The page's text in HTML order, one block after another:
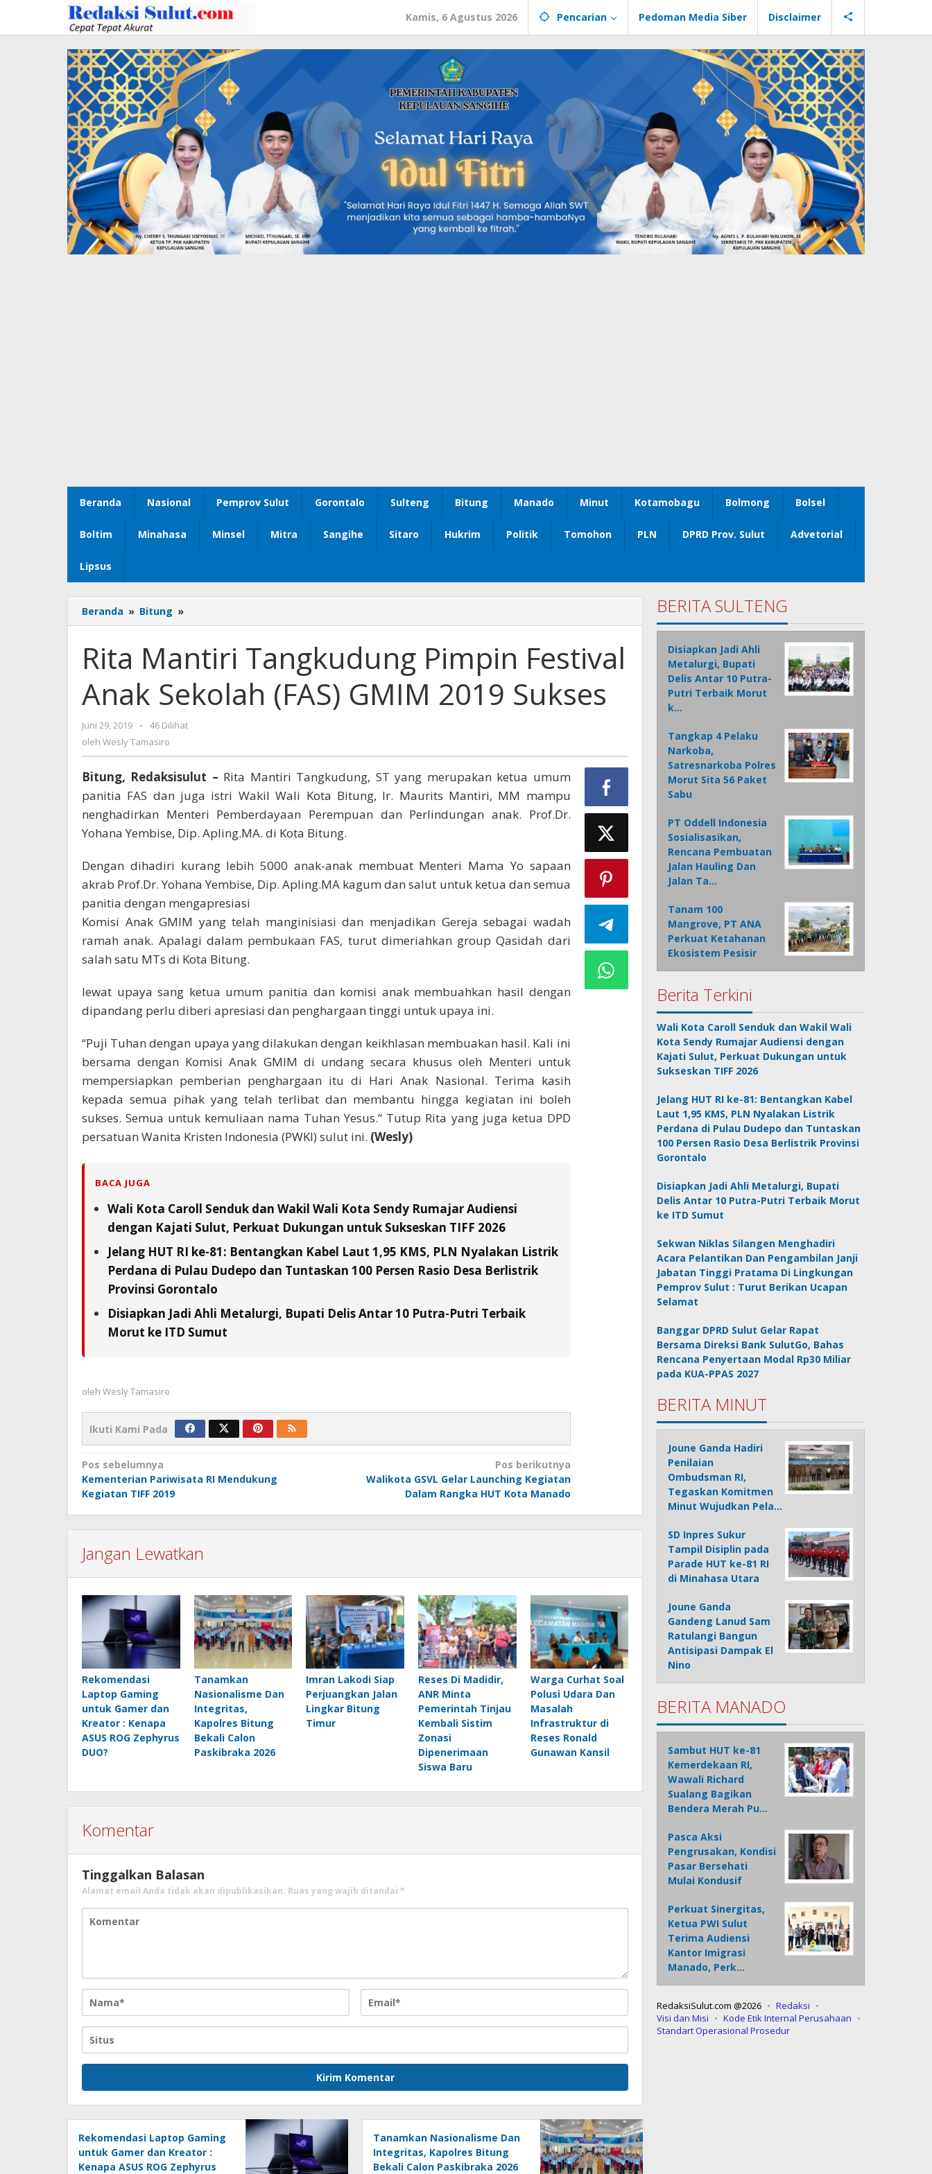
konten
Kamis, 6 Agustus 2026 Pencarian Pedoman Media Siber Disclaimer
Beranda Nasional Pemprov Sulut Gorontalo Sulteng Bitung Manado Minut Kotamobagu Bolmong Bolsel
Boltim Minahasa Minsel Mitra Sangihe Sitaro Hukrim Politik Tomohon PLN DPRD Prov. Sulut Advetorial
Lipsus
Beranda » Bitung »
Mantiri
Pimpin
Festival
Anak
Sekolah
GMIM
Sukses
Rita Mantiri Tangkudung Pimpin Festival
Anak Sekolah (FAS) GMIM 2019 Sukses
Juni 29, 2019
oleh
Wesly
-
46 Dilihat
oleh Wesly Tamasiro
Bitung, Redaksisulut – Rita Mantiri Tangkudung, ST yang merupakan ketua umum
panitia FAS dan juga istri Wakil Wali Kota Bitung, Ir. Maurits Mantiri, MM mampu
nenghadirkan Menteri Pemberdayaan Perempuan dan Perlindungan anak. Prof.Dr.
Yohana Yembise, Dip. Apling.MA. di Kota Bitung.
Dengan dihadiri kurang lebih 5000 anak-anak membuat Menteri Mama Yo sapaan
akrab Prof.Dr. Yohana Yembise, Dip. Apling.MA kagum dan salut untuk ketua dan semua
panitia dengan mengapresiasi
Komisi Anak GMIM yang telah manginisiasi dan menjadikan Gereja sebagai wadah
ramah anak. Apalagi dalam pembukaan FAS, turut dimeriahkan group Qasidah dari
salah satu MTs di Kota Bitung. ­
lewat upaya sang ketua umum panitia dan komisi anak membuahkan hasil dengan
dipandang perlu diberi apresiasi dan penghargaan tinggi untuk upaya ini.
“Puji Tuhan dengan upaya yang dilakukan dengan keikhlasan membuakan hasil. Kali ini
bersama dengan Komisi Anak GMIM di undang secara khusus oleh Menteri untuk
mempersiapkan pemberian penghargaan itu di Hari Anak Nasional. Terima kasih
kepada semua pihak yang telah terlibat dan membantu hingga kegiatan ini boleh
sukses. Semua untuk kemuliaan nama Tuhan Yesus.” Tutup Rita yang juga ketua DPD
persatuan Wanita Kristen Indonesia (PWKI) sulut ini. (Wesly)
BACA JUGA
Wali Kota Caroll Senduk dan Wakil Wali Kota Sendy Rumajar Audiensi
dengan Kajati Sulut, Perkuat Dukungan untuk Sukseskan TIFF 2026
Jelang HUT RI ke-81: Bentangkan Kabel Laut 1,95 KMS, PLN Nyalakan Listrik
Perdana di Pulau Dudepo dan Tuntaskan 100 Persen Rasio Desa Berlistrik
Provinsi Gorontalo
Disiapkan Jadi Ahli Metalurgi, Bupati Delis Antar 10 Putra-Putri Terbaik
Morut ke ITD Sumut
oleh Wesly Tamasiro
Ikuti Kami Pada
Navigasi
pos
Pos sebelumnya
Kementerian Pariwisata RI Mendukung
Kegiatan TIFF 2019
Pos berikutnya
Walikota GSVL Gelar Launching Kegiatan
Dalam Rangka HUT Kota Manado
Jangan Lewatkan
Rekomendasi
Laptop Gaming
untuk Gamer dan
Kreator : Kenapa
ASUS ROG Zephyrus
DUO?
Tanamkan
Nasionalisme Dan
Integritas,
Kapolres Bitung
Bekali Calon
Paskibraka 2026
Imran Lakodi Siap
Perjuangkan Jalan
Lingkar Bitung
Timur
Reses Di Madidir,
ANR Minta
Pemerintah Tinjau
Kembali Sistim
Zonasi
Dipenerimaan
Siswa Baru
Warga Curhat Soal
Polusi Udara Dan
Masalah
Infrastruktur di
Reses Ronald
Gunawan Kansil
Komentar
Tinggalkan Balasan
Alamat email Anda tidak akan dipublikasikan. Ruas yang wajib ditandai *
Rekomendasi Laptop Gaming
untuk Gamer dan Kreator :
Kenapa ASUS ROG Zephyrus
Tanamkan Nasionalisme Dan
Integritas, Kapolres Bitung
Bekali Calon Paskibraka 2026
BERITA SULTENG
Disiapkan Jadi Ahli
Metalurgi, Bupati
Delis Antar 10 Putra-
Putri Terbaik Morut
k…
Tangkap 4 Pelaku
Narkoba,
Satresnarkoba Polres
Morut Sita 56 Paket
Sabu
PT Oddell Indonesia
Sosialisasikan,
Rencana Pembuatan
Jalan Hauling Dan
Jalan Ta…
Tanam 100
Mangrove, PT ANA
Perkuat Ketahanan
Ekosistem Pesisir
Berita Terkini
Wali Kota Caroll Senduk dan Wakil Wali
Kota Sendy Rumajar Audiensi dengan
Kajati Sulut, Perkuat Dukungan untuk
Sukseskan TIFF 2026
Jelang HUT RI ke-81: Bentangkan Kabel
Laut 1,95 KMS, PLN Nyalakan Listrik
Perdana di Pulau Dudepo dan Tuntaskan
100 Persen Rasio Desa Berlistrik Provinsi
Gorontalo
Disiapkan Jadi Ahli Metalurgi, Bupati
Delis Antar 10 Putra-Putri Terbaik Morut
ke ITD Sumut
Sekwan Niklas Silangen Menghadiri
Acara Pelantikan Dan Pengambilan Janji
Jabatan Tinggi Pratama Di Lingkungan
Pemprov Sulut : Turut Berikan Ucapan
Selamat
Banggar DPRD Sulut Gelar Rapat
Bersama Direksi Bank SulutGo, Bahas
Rencana Penyertaan Modal Rp30 Miliar
pada KUA-PPAS 2027
BERITA MINUT
Joune Ganda Hadiri
Penilaian
Ombudsman RI,
Tegaskan Komitmen
Minut Wujudkan Pela…
SD Inpres Sukur
Tampil Disiplin pada
Parade HUT ke-81 RI
di Minahasa Utara
Joune Ganda
Gandeng Lanud Sam
Ratulangi Bangun
Antisipasi Dampak El
Nino
BERITA MANADO
Sambut HUT ke-81
Kemerdekaan RI,
Wawali Richard
Sualang Bagikan
Bendera Merah Pu…
Pasca Aksi
Pengrusakan, Kondisi
Pasar Bersehati
Mulai Kondusif
Perkuat Sinergitas,
Ketua PWI Sulut
Terima Audiensi
Kantor Imigrasi
Manado, Perk…
RedaksiSulut.com @2026
Redaksi
Visi dan Misi
Kode Etik Internal Perusahaan
Standart Operasional Prosedur